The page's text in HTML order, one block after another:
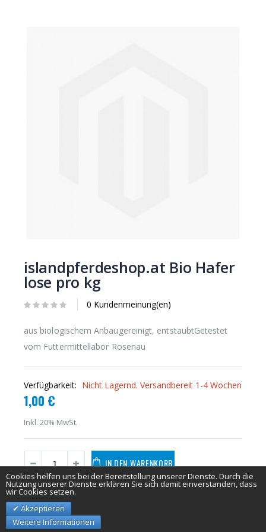
islandpferdeshop.at Bio Hafer
lose pro kg
0 Kundenmeinung(en)
aus biologischem Anbaugereinigt, entstaubtGetestet
vom Futtermittellabor Rosenau
Verfügbarkeit: Nicht Lagernd. Versandbereit 1-4 Wochen
1,00 €
Inkl. 20% MwSt.
IN DEN WARENKORB
Cookies helfen uns bei der Bereitstellung unserer Dienste. Durch die
Nutzung unserer Dienste erklären Sie sich damit einverstanden, dass
wir Cookies setzen.
Akzeptieren
Weitere Informationen